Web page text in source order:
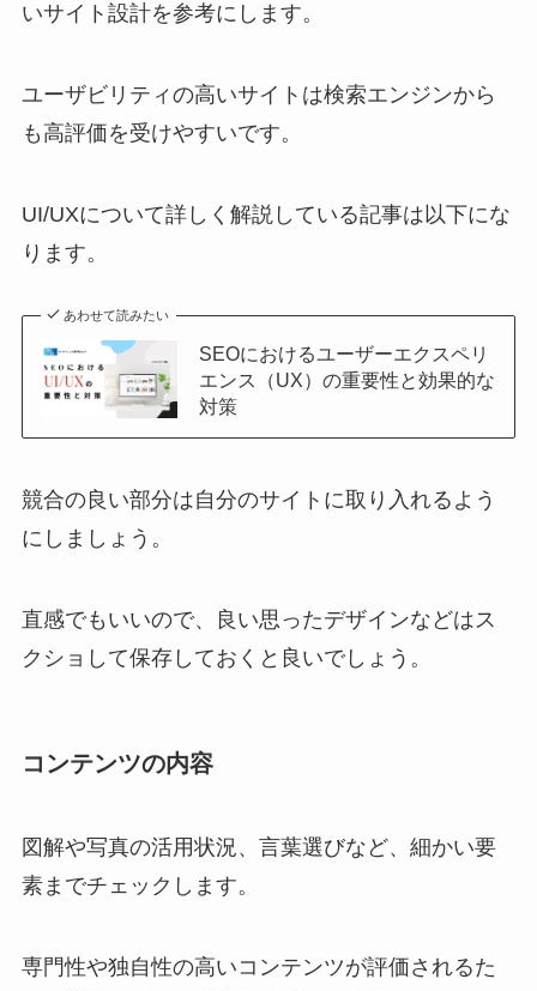
いサイト設計を参考にします。
ユーザビリティの高いサイトは検索エンジンから
も高評価を受けやすいです。
UI/UXについて詳しく解説している記事は以下にな
ります。
あわせて読みたい
SEOにおけるユーザーエクスペリ
エンス（UX）の重要性と効果的な
対策
競合の良い部分は自分のサイトに取り入れるよう
にしましょう。
直感でもいいので、良い思ったデザインなどはス
クショして保存しておくと良いでしょう。
コンテンツの内容
図解や写真の活用状況、言葉選びなど、細かい要
素までチェックします。
専門性や独自性の高いコンテンツが評価されるた